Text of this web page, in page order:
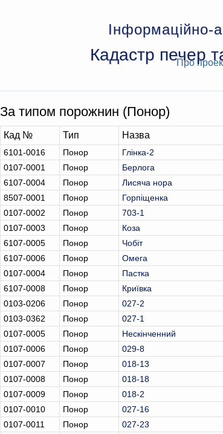
Інформаційно-
Кадастр печер
Про
За типом порожнин (Понор)
Кад № Тип Назва
6101-0016 Понор Глінка-2
0107-0001
Понор Берлога
6107-0004
Понор Лисяча нора
8507-0001
Понор Горпіщенка
0107-0002
Понор 703-1
0107-0003
Понор Коза
6107-0005
Понор Чобіт
6107-0006
Понор Омега
0107-0004
Понор Пастка
6107-0008
Понор Криївка
0103-0206
Понор 027-2
0103-0362
Понор 027-1
0107-0005
Понор Нескінченний
0107-0006
Понор 029-8
0107-0007
Понор 018-13
0107-0008
Понор 018-18
0107-0009
Понор 018-2
0107-0010
Понор 027-16
0107-0011
Понор 027-23